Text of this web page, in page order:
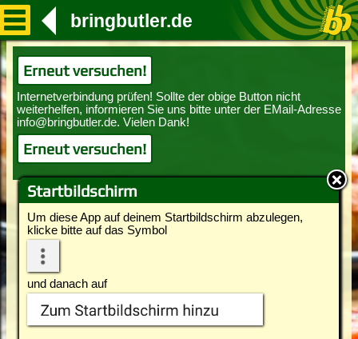
Startbildschirm
Um diese App auf deinem Startbildschirm abzulegen,
klicke bitte auf das Symbol
und danach auf
bringbutler.de
Erneut versuchen!
Erneut versuchen!